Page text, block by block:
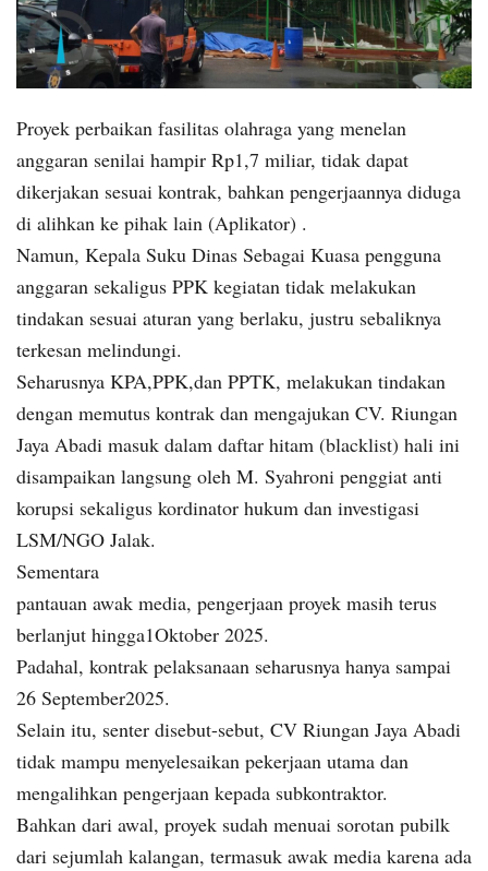
Proyek perbaikan fasilitas olahraga yang menelan
anggaran senilai hampir Rp1,7 miliar, tidak dapat
dikerjakan sesuai kontrak, bahkan pengerjaannya diduga
di alihkan ke pihak lain (Aplikator) .
Namun, Kepala Suku Dinas Sebagai Kuasa pengguna
anggaran sekaligus PPK kegiatan tidak melakukan
tindakan sesuai aturan yang berlaku, justru sebaliknya
terkesan melindungi.
Seharusnya KPA,PPK,dan PPTK, melakukan tindakan
dengan memutus kontrak dan mengajukan CV. Riungan
Jaya Abadi masuk dalam daftar hitam (blacklist) hali ini
disampaikan langsung oleh M. Syahroni penggiat anti
korupsi sekaligus kordinator hukum dan investigasi
LSM/NGO Jalak.
Sementara
pantauan awak media, pengerjaan proyek masih terus
berlanjut hingga1Oktober 2025.
Padahal, kontrak pelaksanaan seharusnya hanya sampai
26 September2025.
Selain itu, senter disebut-sebut, CV Riungan Jaya Abadi
tidak mampu menyelesaikan pekerjaan utama dan
mengalihkan pengerjaan kepada subkontraktor.
Bahkan dari awal, proyek sudah menuai sorotan pubilk
dari sejumlah kalangan, termasuk awak media karena ada